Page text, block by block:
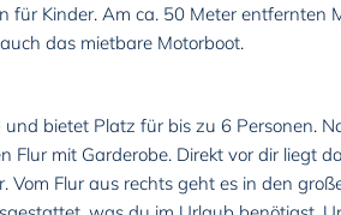
für Kinder. Am ca. 50 Meter entfernten
das mietbare Motorboot.
bietet Platz für bis zu 6 Personen.
Flur mit Garderobe. Direkt vor dir liegt
Vom Flur aus rechts geht es in den